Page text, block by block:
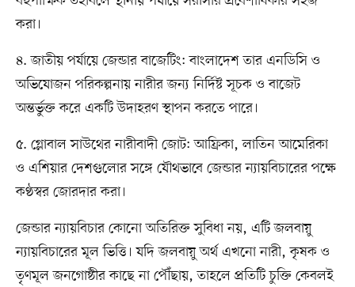
করা।
৪. জাতীয় পর্যায়ে জেন্ডার বাজেটিং: বাংলাদেশ তার এনডিসি ও
অভিযোজন পরিকল্পনায় নারীর জন্য নির্দিষ্ট সূচক ও বাজেট
অন্তর্ভুক্ত করে একটি উদাহরণ স্থাপন করতে পারে।
৫. গ্লোবাল সাউথের নারীবাদী জোট: আফ্রিকা, লাতিন আমেরিকা
ও এশিয়ার দেশগুলোর সঙ্গে যৌথভাবে জেন্ডার ন্যায়বিচারের পক্ষে
কণ্ঠস্বর জোরদার করা।
জেন্ডার ন্যায়বিচার কোনো অতিরিক্ত সুবিধা নয়, এটি জলবায়ু
ন্যায়বিচারের মূল ভিত্তি। যদি জলবায়ু অর্থ এখনো নারী, কৃষক ও
তৃণমূল জনগোষ্ঠীর কাছে না পৌঁছায়, তাহলে প্রতিটি চুক্তি কেবলই